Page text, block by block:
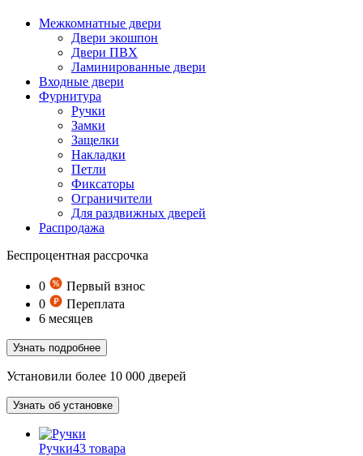
Межкомнатные двери
Двери экошпон
Двери ПВХ
Ламинированные двери
Входные двери
Фурнитура
Ручки
Замки
Защелки
Накладки
Петли
Фиксаторы
Ограничители
Для раздвижных дверей
Распродажа
Беспроцентная рассрочка
0
Первый взнос
0
Переплата
6 месяцев
Узнать подробнее
Установили более 10 000 дверей
Узнать об установке
Ручки43 товара